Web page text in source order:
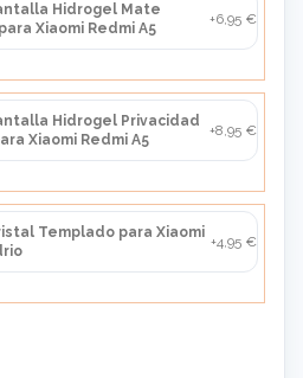
Hidrogel Mate
Xiaomi Redmi A5
+6,95 €
Hidrogel Privacidad
Xiaomi Redmi A5
+8,95 €
Templado para Xiaomi
+4,95 €